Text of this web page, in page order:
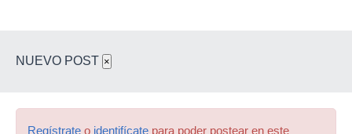
NUEVO POST ×
Regístrate o identifícate para poder postear en este